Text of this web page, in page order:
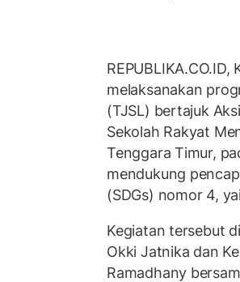
REPUBLIKA.CO.ID,
melaksanakan
(TJSL) bertajuk Aksi
Sekolah Rakyat
Tenggara Timur,
mendukung
(SDGs) nomor 4,
Kegiatan tersebut
Okki Jatnika dan
Ramadhany